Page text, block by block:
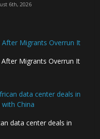
6th, 2026
Migrants Overrun It
data center deals in